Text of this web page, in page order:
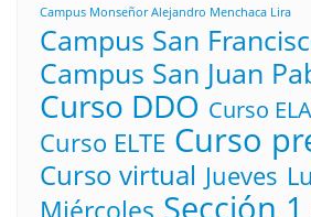
Campus Monseñor Alejandro Menchaca Lira
Campus San
Campus San Juan
Curso DDO Curso
Curso ELTE Curso
Curso virtual Jueves
Sección 1